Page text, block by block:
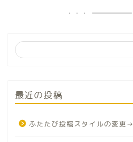
最近の投稿
ふたたび投稿スタイルの変更→